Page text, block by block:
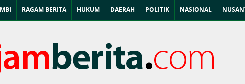
RAGAM BERITA HUKUM DAERAH POLITIK NASIONAL